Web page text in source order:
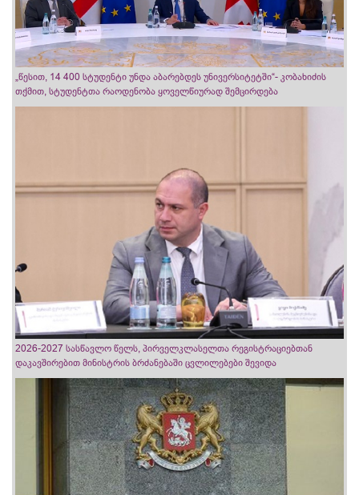
„წესით, 14 400 სტუდენტი უნდა აბარებდეს უნივერსიტეტში“- კობახიძის
თქმით, სტუდენტთა რაოდენობა ყოველწიურად შემცირდება
2026-2027 სასწავლო წელს, პირველკლასელთა რეგისტრაციებთან
დაკავშირებით მინისტრის ბრძანებაში ცვლილებები შევიდა